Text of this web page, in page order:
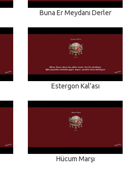
Buna Er Meydanı Derler
Estergon Kal'ası
Hücum Marşı